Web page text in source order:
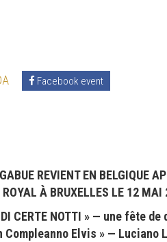
Facebook event
REVIENT EN BELGIQUE
ROYAL À BRUXELLES LE 12
CERTE NOTTI » — une fête
Elvis » —